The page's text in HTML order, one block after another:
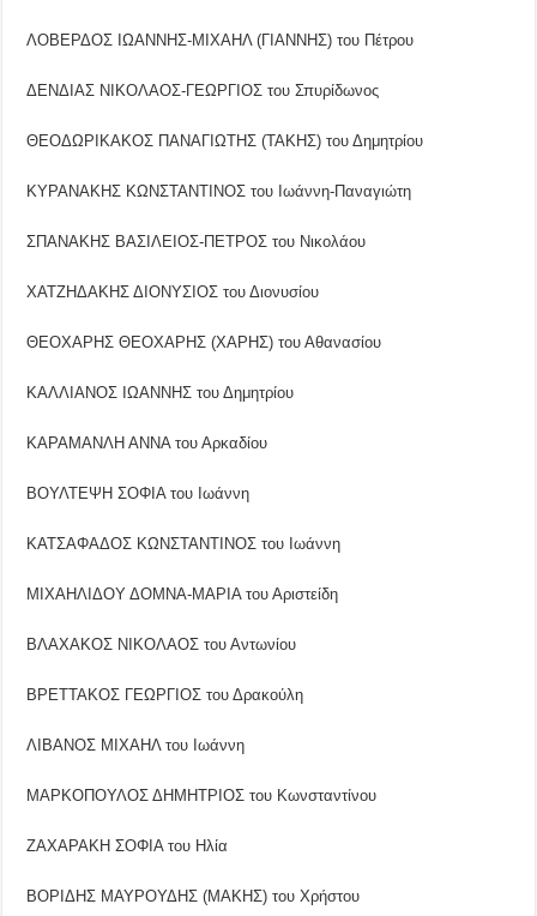
ΛΟΒΕΡΔΟΣ ΙΩΑΝΝΗΣ-ΜΙΧΑΗΛ (ΓΙΑΝΝΗΣ) του Πέτρου
ΔΕΝΔΙΑΣ ΝΙΚΟΛΑΟΣ-ΓΕΩΡΓΙΟΣ του Σπυρίδωνος
ΘΕΟΔΩΡΙΚΑΚΟΣ ΠΑΝΑΓΙΩΤΗΣ (ΤΑΚΗΣ) του Δημητρίου
ΚΥΡΑΝΑΚΗΣ ΚΩΝΣΤΑΝΤΙΝΟΣ του Ιωάννη-Παναγιώτη
ΣΠΑΝΑΚΗΣ ΒΑΣΙΛΕΙΟΣ-ΠΕΤΡΟΣ του Νικολάου
ΧΑΤΖΗΔΑΚΗΣ ΔΙΟΝΥΣΙΟΣ του Διονυσίου
ΘΕΟΧΑΡΗΣ ΘΕΟΧΑΡΗΣ (ΧΑΡΗΣ) του Αθανασίου
ΚΑΛΛΙΑΝΟΣ ΙΩΑΝΝΗΣ του Δημητρίου
ΚΑΡΑΜΑΝΛΗ ΑΝΝΑ του Αρκαδίου
ΒΟΥΛΤΕΨΗ ΣΟΦΙΑ του Ιωάννη
ΚΑΤΣΑΦΑΔΟΣ ΚΩΝΣΤΑΝΤΙΝΟΣ του Ιωάννη
ΜΙΧΑΗΛΙΔΟΥ ΔΟΜΝΑ-ΜΑΡΙΑ του Αριστείδη
ΒΛΑΧΑΚΟΣ ΝΙΚΟΛΑΟΣ του Αντωνίου
ΒΡΕΤΤΑΚΟΣ ΓΕΩΡΓΙΟΣ του Δρακούλη
ΛΙΒΑΝΟΣ ΜΙΧΑΗΛ του Ιωάννη
ΜΑΡΚΟΠΟΥΛΟΣ ΔΗΜΗΤΡΙΟΣ του Κωνσταντίνου
ΖΑΧΑΡΑΚΗ ΣΟΦΙΑ του Ηλία
ΒΟΡΙΔΗΣ ΜΑΥΡΟΥΔΗΣ (ΜΑΚΗΣ) του Χρήστου